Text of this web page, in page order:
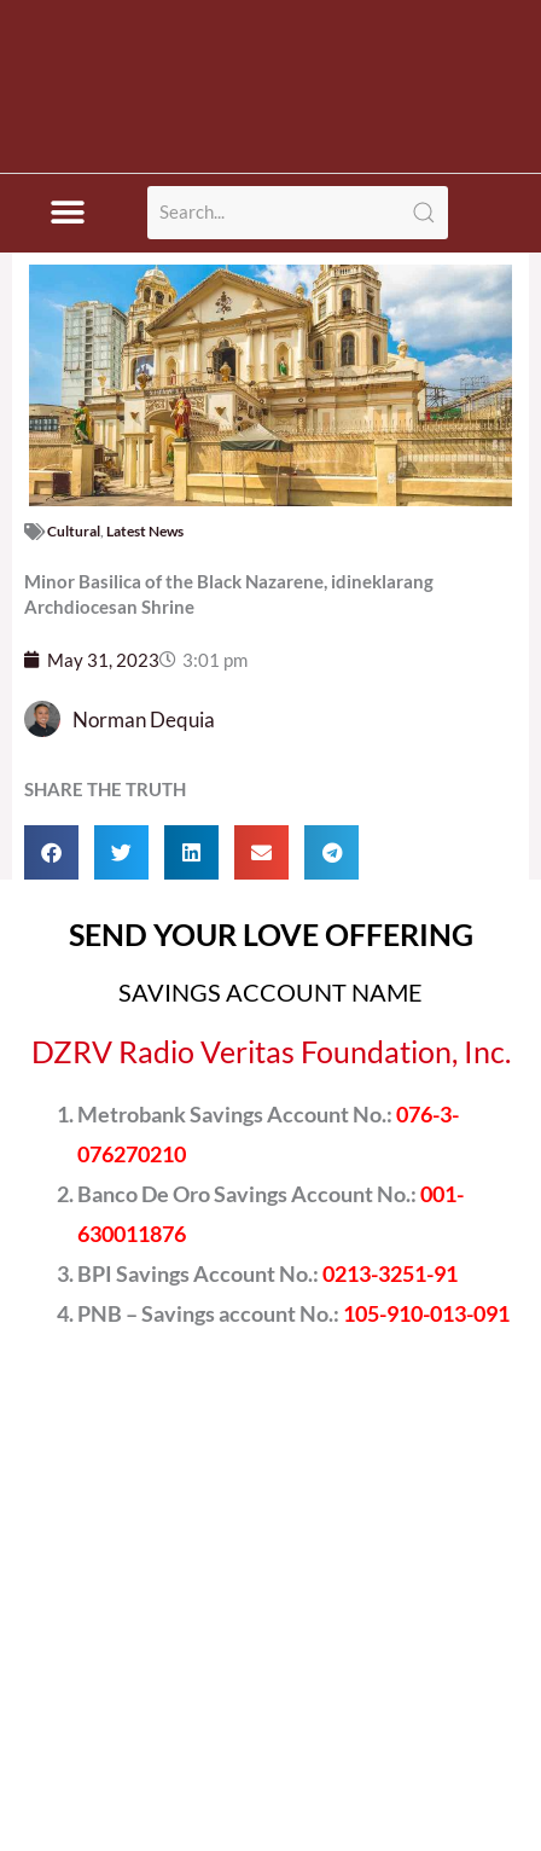
Cultural Latest News
Minor Basilica of the Black Nazarene, idineklarang
Archdiocesan Shrine
May 31, 2023 3:01 pm
Norman Dequia
SHARE THE TRUTH
SEND YOUR LOVE OFFERING
SAVINGS ACCOUNT NAME
DZRV Radio Veritas Foundation, Inc.
Metrobank Savings Account No.:076-3-
076270210
Banco De Oro Savings Account No.:001-
630011876
BPI Savings Account No.:0213-3251-91
PNB – Savings account No.: 105-910-013-091